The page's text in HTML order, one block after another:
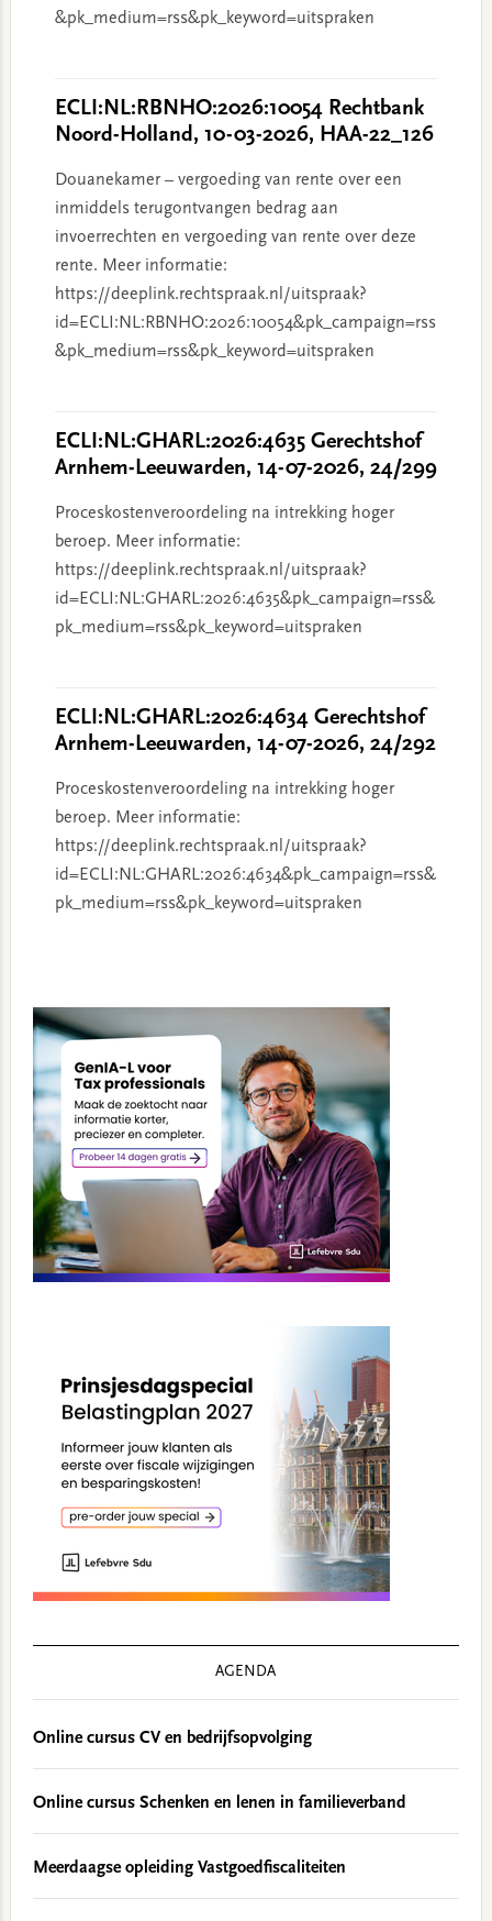
&pk_medium=rss&pk_keyword=uitspraken
ECLI:NL:RBNHO:2026:10054 Rechtbank
Noord-Holland, 10-03-2026, HAA-22_126
Douanekamer – vergoeding van rente over een
inmiddels terugontvangen bedrag aan
invoerrechten en vergoeding van rente over deze
rente. Meer informatie:
https://deeplink.rechtspraak.nl/uitspraak?
id=ECLI:NL:RBNHO:2026:10054&pk_campaign=rss
&pk_medium=rss&pk_keyword=uitspraken
ECLI:NL:GHARL:2026:4635 Gerechtshof
Arnhem-Leeuwarden, 14-07-2026, 24/299
Proceskostenveroordeling na intrekking hoger
beroep. Meer informatie:
https://deeplink.rechtspraak.nl/uitspraak?
id=ECLI:NL:GHARL:2026:4635&pk_campaign=rss&
pk_medium=rss&pk_keyword=uitspraken
ECLI:NL:GHARL:2026:4634 Gerechtshof
Arnhem-Leeuwarden, 14-07-2026, 24/292
Proceskostenveroordeling na intrekking hoger
beroep. Meer informatie:
https://deeplink.rechtspraak.nl/uitspraak?
id=ECLI:NL:GHARL:2026:4634&pk_campaign=rss&
pk_medium=rss&pk_keyword=uitspraken
Sidebar
AGENDA
Online cursus CV en bedrijfsopvolging
Online cursus Schenken en lenen in familieverband
Meerdaagse opleiding Vastgoedfiscaliteiten